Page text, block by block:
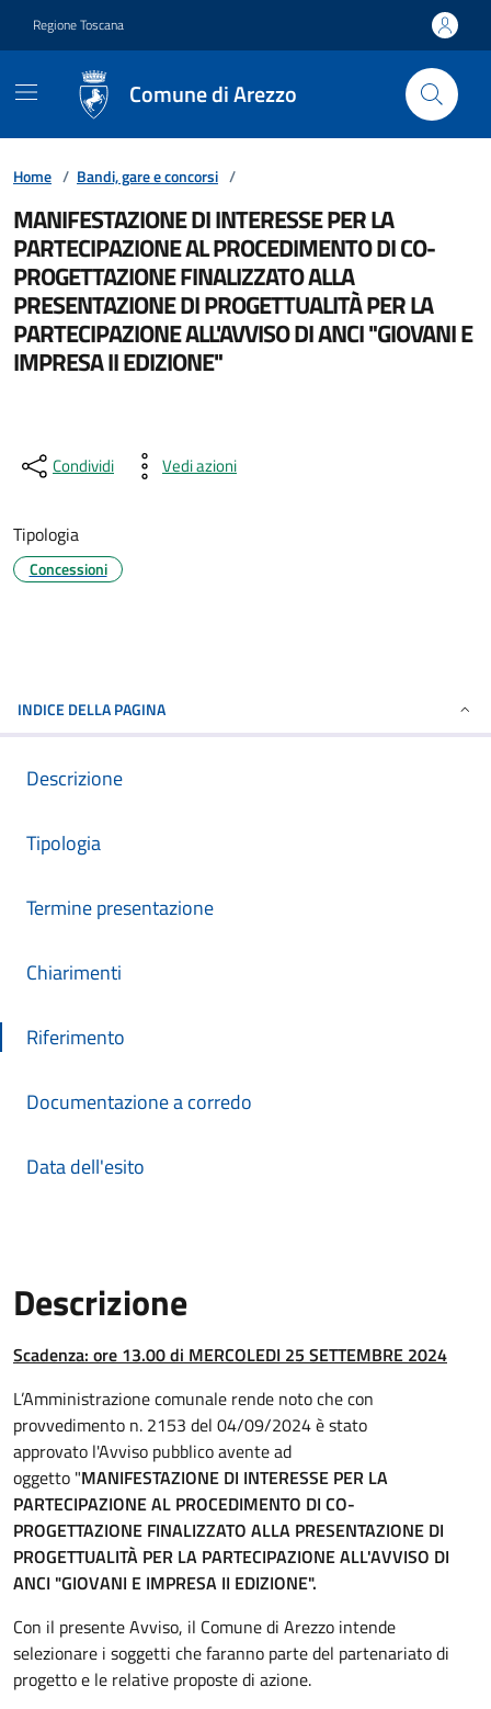
Regione Toscana
Comune di Arezzo
Home / Bandi, gare e concorsi /
MANIFESTAZIONE DI INTERESSE PER LA
PARTECIPAZIONE AL PROCEDIMENTO DI CO-
PROGETTAZIONE FINALIZZATO ALLA
PRESENTAZIONE DI PROGETTUALITÀ PER LA
PARTECIPAZIONE ALL'AVVISO DI ANCI "GIOVANI E
IMPRESA II EDIZIONE"
Condividi Vedi azioni
Tipologia
Concessioni
INDICE DELLA PAGINA
Descrizione
Tipologia
Termine presentazione
Chiarimenti
Riferimento
Documentazione a corredo
Data dell'esito
Descrizione
Descrizione Bando
Scadenza: ore 13.00 di MERCOLEDI 25 SETTEMBRE 2024
L’Amministrazione comunale rende noto che con
provvedimento n. 2153 del 04/09/2024 è stato
approvato l'Avviso pubblico avente ad
oggetto "MANIFESTAZIONE DI INTERESSE PER LA
PARTECIPAZIONE AL PROCEDIMENTO DI CO-
PROGETTAZIONE FINALIZZATO ALLA PRESENTAZIONE DI
PROGETTUALITÀ PER LA PARTECIPAZIONE ALL'AVVISO DI
ANCI "GIOVANI E IMPRESA II EDIZIONE".
Con il presente Avviso, il Comune di Arezzo intende
selezionare i soggetti che faranno parte del partenariato di
progetto e le relative proposte di azione.